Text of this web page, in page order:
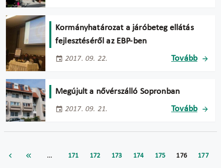
Kormányhatározat a járóbeteg ellátás
fejlesztéséről az EBP-ben
2017. 09. 22. Tovább
Megújult a nővérszálló Sopronban
2017. 09. 21. Tovább
… 171 172 173 174 175 176 177